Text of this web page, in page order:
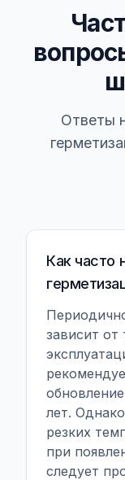
Ответы
Как часто
зависит от
лет.
резких
при
следует